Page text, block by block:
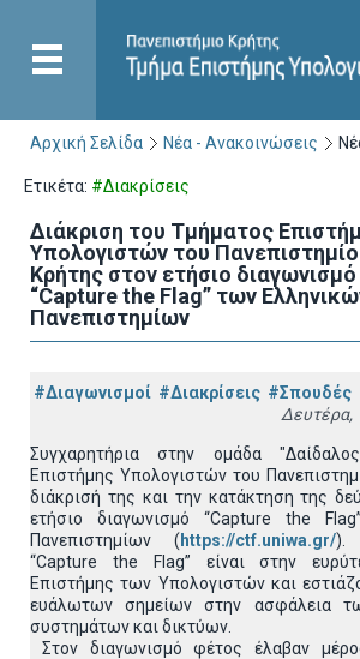
Αρχική Σελίδα Νέα - Ανακοινώσεις
Ετικέτα: #Διακρίσεις
Διάκριση του Τμήματος
Υπολογιστών του
Κρήτης στον ετήσιο διαγωνισμό
“Capture the Flag” των
Πανεπιστημίων
#Διαγωνισμοί #Διακρίσεις #Σπουδές
Δευτέρα,
Συγχαρητήρια στην ομάδα
Επιστήμης Υπολογιστών του
διάκρισή της και την κατάκτηση της
ετήσιο διαγωνισμό “Capture the
Πανεπιστημίων ( https://ctf.uniwa.gr/).
“Capture the Flag” είναι στην
Επιστήμης των Υπολογιστών και
ευάλωτων σημείων στην ασφάλεια
συστημάτων και δικτύων.
Στον διαγωνισμό φέτος έλαβαν